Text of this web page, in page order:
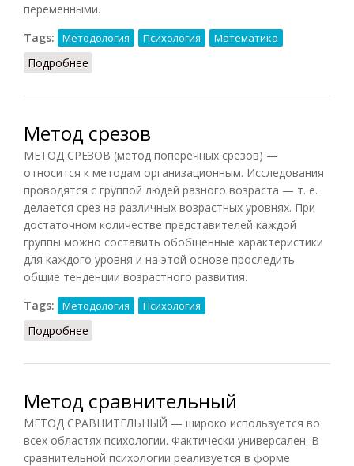
переменными.
Tags:
Методология Психология Математика
Подробнее
Метод срезов
МЕТОД СРЕЗОВ (метод поперечных срезов) —
относится к методам организационным. Исследования
проводятся с группой людей разного возраста — т. е.
делается срез на различных возрастных уровнях. При
достаточном количестве представителей каждой
группы можно составить обобщенные характеристики
для каждого уровня и на этой основе проследить
общие тенденции возрастного развития.
Tags:
Методология Психология
Подробнее
Метод сравнительный
МЕТОД СРАВНИТЕЛЬНЫЙ — широко используется во
всех областях психологии. Фактически универсален. В
сравнительной психологии реализуется в форме